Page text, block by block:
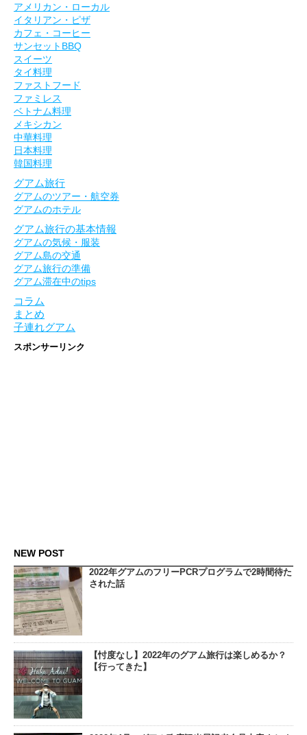
アメリカン・ローカル
イタリアン・ピザ
カフェ・コーヒー
サンセットBBQ
スイーツ
タイ料理
ファストフード
ファミレス
ベトナム料理
メキシカン
中華料理
日本料理
韓国料理
グアム旅行
グアムのツアー・航空券
グアムのホテル
グアム旅行の基本情報
グアムの気候・服装
グアム島の交通
グアム旅行の準備
グアム滞在中のtips
コラム
まとめ
子連れグアム
スポンサーリンク
NEW POST
2022年グアムのフリーPCRプログラムで2時間待た
された話
【忖度なし】2022年のグアム旅行は楽しめるか？
【行ってきた】